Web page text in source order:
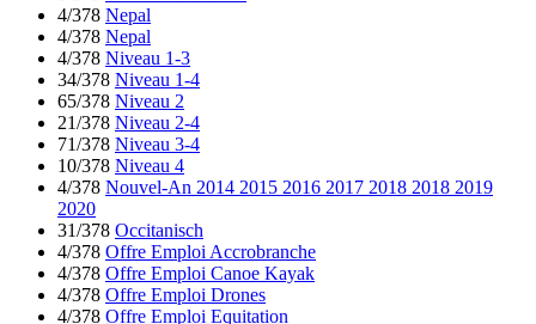
4/378 Nepal
4/378 Nepal
4/378 Niveau 1-3
34/378 Niveau 1-4
65/378 Niveau 2
21/378 Niveau 2-4
71/378 Niveau 3-4
10/378 Niveau 4
4/378 Nouvel-An 2014 2015 2016 2017 2018 2018 2019
2020
31/378 Occitanisch
4/378 Offre Emploi Accrobranche
4/378 Offre Emploi Canoe Kayak
4/378 Offre Emploi Drones
4/378 Offre Emploi Equitation